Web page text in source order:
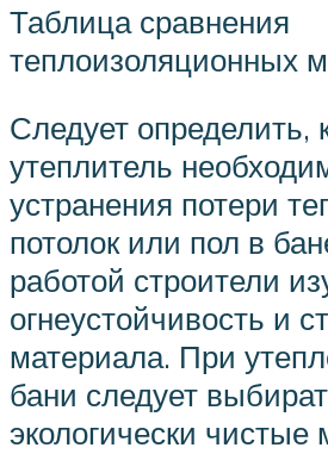
Таблица сравнения
теплоизоляционных
Следует определить,
утеплитель
устранения потери
потолок или пол в
работой строители
огнеустойчивость и
материала. При
бани следует
экологически чистые